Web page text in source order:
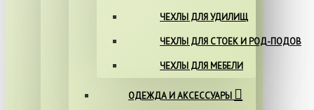
ЧЕХЛЫ ДЛЯ УДИЛИЩ
ЧЕХЛЫ ДЛЯ СТОЕК И РОД-ПОДОВ
ЧЕХЛЫ ДЛЯ МЕБЕЛИ
ОДЕЖДА И АКСЕССУАРЫ